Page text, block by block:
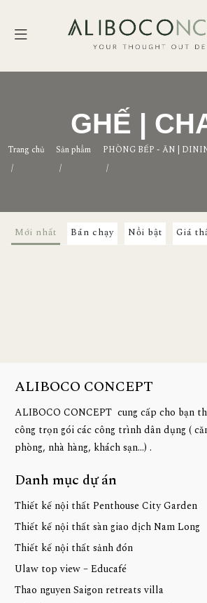
GHẾ |
Trang chủ
/
Sản phẩm
/
PHÒNG BẾP - ĂN |
/
Mới nhất Bán chạy Nổi bật Giá
ALIBOCO CONCEPT
ALIBOCO CONCEPT cung cấp cho bạn
công trọn gói các công trình dân dụng (
phòng, nhà hàng, khách sạn...) .
Danh mục dự án
Thiết kế nội thất Penthouse City Garden
Thiết kế nội thất sàn giao dịch Nam Long
Thiết kế nội thất sảnh đón
Ulaw top view – Educafé
Thao nguyen Saigon retreats villa